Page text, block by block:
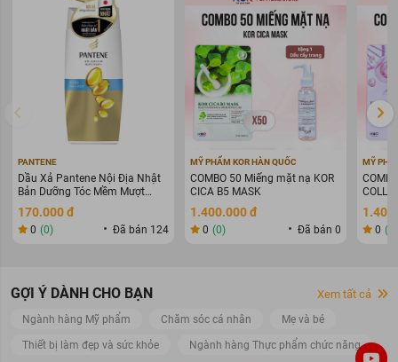
PANTENE
Dầu Xả Pantene Nội Địa Nhật
Bản Dưỡng Tóc Mềm Mượt
170.000 đ
0 (0) Đã bán 124
MỸ PHẨM KOR HÀN QUỐC
COMBO 50 Miếng mặt nạ KOR
CICA B5 MASK
1.400.000 đ
0 (0) Đã bán 0
MỸ
0 (0)
GỢI Ý DÀNH CHO BẠN
Ngành hàng Mỹ phẩm Chăm sóc cá nhân Mẹ và bé
Thiết bị làm đẹp và sức khỏe Ngành hàng Thực phẩm chức năng
Xem tất cả